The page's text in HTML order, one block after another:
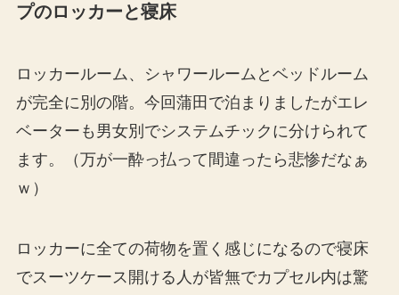
プのロッカーと寝床
ロッカールーム、シャワールームとベッドルーム
が完全に別の階。今回蒲田で泊まりましたがエレ
ベーターも男女別でシステムチックに分けられて
ます。（万が一酔っ払って間違ったら悲惨だなぁ
ｗ）
ロッカーに全ての荷物を置く感じになるので寝床
でスーツケース開ける人が皆無でカプセル内は驚